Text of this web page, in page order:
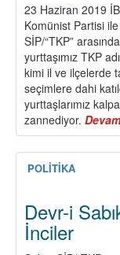
23 Haziran 2019
Komünist Partisi
SİP/“TKP”
yurttaşımız TKP
kimi il ve ilçelerde
seçimlere dahi
yurttaşlarımız
zannediyor.
POLİTİKA
Devr-i
İnciler